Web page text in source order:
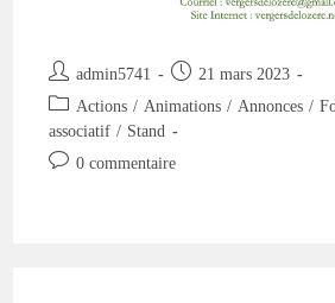
Auteur/autrice
de
publication :
admin5741
Publication
publiée :
21 mars 2023
Post
category:
Actions / Animations / Annonces /
associatif / Stand
Commentaires
0 commentaire